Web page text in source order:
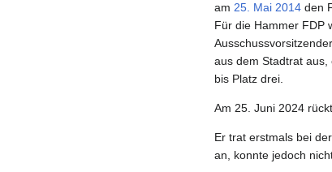
am 25. Mai 2014 den
Für die Hammer FDP
aus dem Stadtrat
bis Platz drei.
Am 25. Juni 2024
Er trat erstmals bei der
an, konnte jedoch